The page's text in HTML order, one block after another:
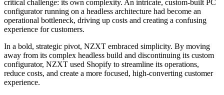
critical challenge: its own complexity. An intricate, custom-built PC
configurator running on a headless architecture had become an
operational bottleneck, driving up costs and creating a confusing
experience for customers.
In a bold, strategic pivot, NZXT embraced simplicity. By moving
away from its complex headless build and discontinuing its custom
configurator, NZXT used Shopify to streamline its operations,
reduce costs, and create a more focused, high-converting customer
experience.